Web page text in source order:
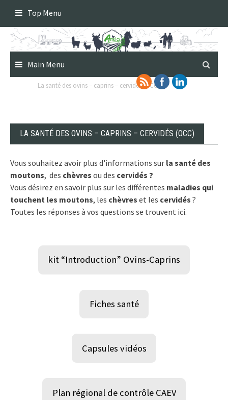
content
Top Menu
Main Menu
La santé des ovins – caprins – cervidés (OCC)
LA SANTÉ DES OVINS – CAPRINS – CERVIDÉS (OCC)
Vous souhaitez avoir plus d'informations sur la santé des
moutons, des chèvres ou des cervidés ?
Vous désirez en savoir plus sur les différentes maladies qui
touchent les moutons, les chèvres et les cervidés ?
Toutes les réponses à vos questions se trouvent ici.
kit “Introduction” Ovins-Caprins
Fiches santé
Capsules vidéos
Plan régional de contrôle CAEV